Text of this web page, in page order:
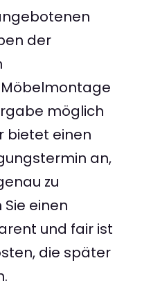
der
möglich
bietet einen
an,
zu
einen
und fair ist
die später